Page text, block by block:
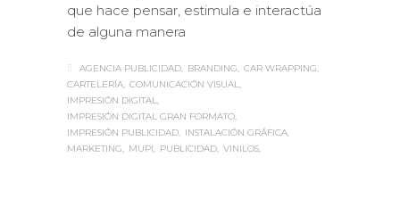
que hace pensar, estimula e interactúa
de alguna manera
AGENCIA PUBLICIDAD BRANDING
CAR WRAPPING
CARTELERÍA COMUNICACIÓN VISUAL
IMPRESIÓN DIGITAL
IMPRESIÓN DIGITAL GRAN FORMATO
IMPRESIÓN PUBLICIDAD
INSTALACIÓN GRÁFICA
MARKETING
MUPI PUBLICIDAD VINILOS